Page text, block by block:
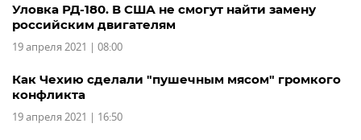
Уловка РД-180. В США не смогут найти замену
российским двигателям
19 апреля 2021 | 08:00
Как Чехию сделали "пушечным мясом" громкого
конфликта
19 апреля 2021 | 16:50